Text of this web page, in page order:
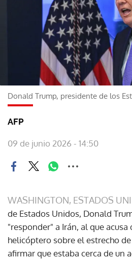
Donald Trump, presidente de los
AFP
09 de junio 2026 - 14:50
WASHINGTON, ESTADOS
de Estados Unidos, Donald
"responder" a Irán, al que acusa
helicóptero sobre el estrecho
afirmar que estaba cerca de un